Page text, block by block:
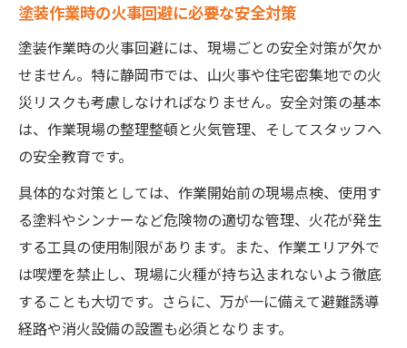
塗装作業時の火事回避に必要な安全対策
塗装作業時の火事回避には、現場ごとの安全対策が欠か
せません。特に静岡市では、山火事や住宅密集地での火
災リスクも考慮しなければなりません。安全対策の基本
は、作業現場の整理整頓と火気管理、そしてスタッフへ
の安全教育です。
具体的な対策としては、作業開始前の現場点検、使用す
る塗料やシンナーなど危険物の適切な管理、火花が発生
する工具の使用制限があります。また、作業エリア外で
は喫煙を禁止し、現場に火種が持ち込まれないよう徹底
することも大切です。さらに、万が一に備えて避難誘導
経路や消火設備の設置も必須となります。